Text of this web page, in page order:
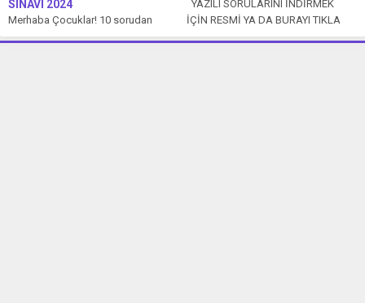
SINAVI 2024
Merhaba Çocuklar! 10 sorudan
oluşan 4. Sınıf Din Kültürü ve Ahlak
YAZILI SORULARINI İNDİRMEK
İÇİN RESMİ YA DA BURAYI TIKLA
1. Kutsal kitap Kur’an-ı Kerim’de...